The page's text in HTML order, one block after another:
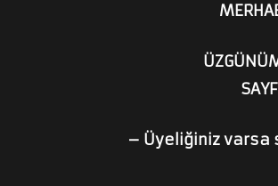
– Üyeliğiniz varsa